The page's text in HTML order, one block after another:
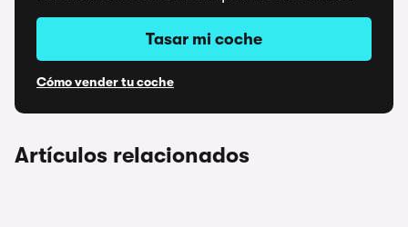
Tasar mi coche
Cómo vender tu coche
Artículos relacionados